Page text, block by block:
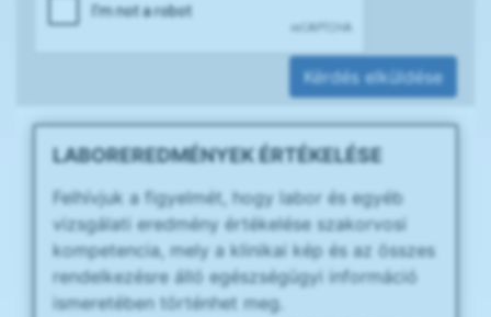
Kérdés elküldése
LABOREREDMÉNYEK ÉRTÉKELÉSE
Felhívjuk a figyelmét, hogy labor és egyéb
vizsgálati eredmény értékelése szakorvosi
kompetencia, mely a klinikai kép és az összes
rendelkezésre álló egészségügyi információ
ismeretében történhet meg.